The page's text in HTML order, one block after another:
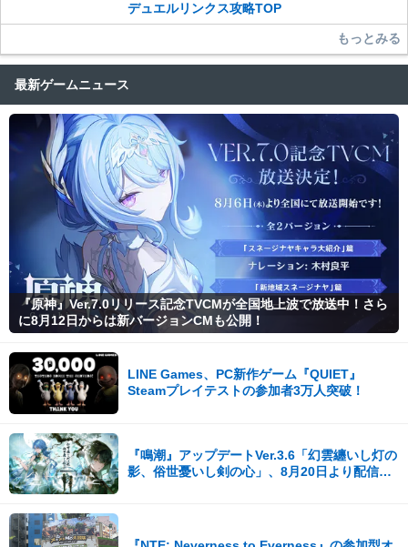
デュエルリンクス攻略TOP
もっとみる
最新ゲームニュース
『原神』Ver.7.0リリース記念TVCMが全国地上波で放送中！さら
に8月12日からは新バージョンCMも公開！
LINE Games、PC新作ゲーム『QUIET』
Steamプレイテストの参加者3万人突破！
『鳴潮』アップデートVer.3.6「幻雲纏いし灯の
影、俗世憂いし剣の心」、8月20日より配信開